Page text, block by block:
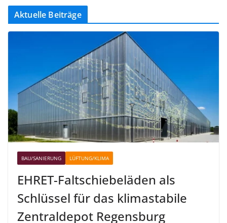
Aktuelle Beiträge
BAU/SANIERUNG LÜFTUNG/KLIMA
EHRET-Faltschiebeläden als
Schlüssel für das klimastabile
Zentraldepot Regensburg